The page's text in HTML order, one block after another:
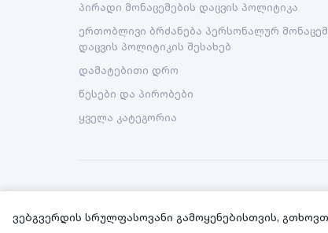
პირადი მონაცემების დაცვის პოლიტიკა
ერთობლივი ბრძანება პერსონალურ
დაცვის პოლიტიკის შესახებ
დამატებითი დრო
წესები და პირობები
ყველა კატეგორია
ვებგვერდის სრულფასოვანი გამოყენებისთვის,